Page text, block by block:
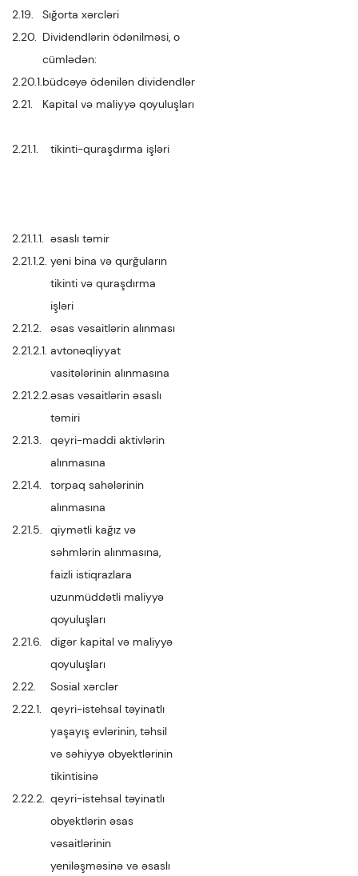
2.19.
Sığorta xərcləri
2.20. Dividendlərin ödənilməsi, o
cümlədən:
2.20.1.büdcəyə ödənilən dividendlər
2.21.
Kapital və maliyyə qoyuluşları
2.21.1. tikinti-quraşdırma işləri
2.21.1.1. əsaslı təmir
2.21.1.2. yeni bina və qurğuların
tikinti və quraşdırma
işləri
2.21.2.
əsas vəsaitlərin alınması
2.21.2.1. avtonəqliyyat
vasitələrinin alınmasına
2.21.2.2.əsas vəsaitlərin əsaslı
təmiri
2.21.3.
qeyri-maddi aktivlərin
alınmasına
2.21.4.
torpaq sahələrinin
alınmasına
2.21.5.
qiymətli kağız və
səhmlərin alınmasına,
faizli istiqrazlara
uzunmüddətli maliyyə
qoyuluşları
2.21.6.
digər kapital və maliyyə
qoyuluşları
2.22.
Sosial xərclər
2.22.1.
qeyri-istehsal təyinatlı
yaşayış evlərinin, təhsil
və səhiyyə obyektlərinin
tikintisinə
2.22.2. qeyri-istehsal təyinatlı
obyektlərin əsas
vəsaitlərinin
yeniləşməsinə və əsaslı